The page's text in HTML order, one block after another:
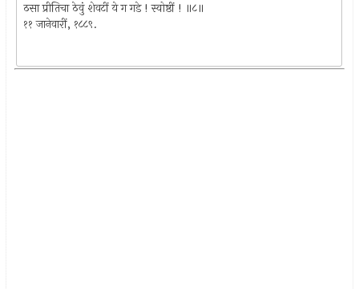
ठसा प्रीतिचा ठेवुं शेवटीं ये ग गडे ! स्वोष्ठीं ! ॥८॥
११ जानेवारीं, १८८९.